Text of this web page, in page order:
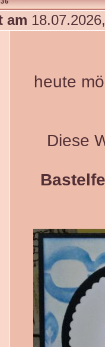
am
heute
Diese